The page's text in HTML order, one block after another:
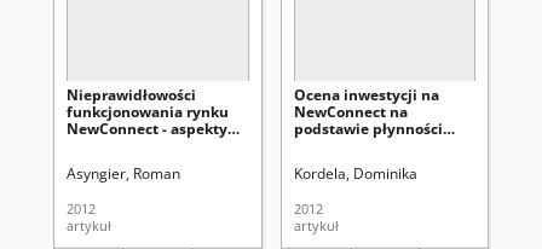
Nieprawidłowości
funkcjonowania rynku
NewConnect - aspekty
Asyngier, Roman
2012
artykuł
Ocena inwestycji na
NewConnect na
podstawie płynności
Kordela, Dominika
2012
artykuł